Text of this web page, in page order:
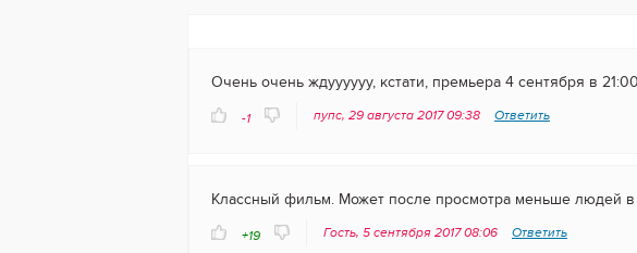
Очень очень ждуууууу, кстати, премьера 4 сентября в
-1 пупс, 29 августа 2017 09:38 Ответить
Классный фильм. Может после просмотра меньше людей в
+19 Гость, 5 сентября 2017 08:06 Ответить